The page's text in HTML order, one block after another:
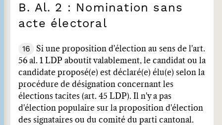
B. Al. 2 : Nomination sans
acte électoral
16
Si une proposition d'élection au sens de l'art.
56 al. 1 LDP aboutit valablement, le candidat ou la
candidate proposé(e) est déclaré(e) élu(e) selon la
procédure de désignation concernant les
élections tacites (art. 45 LDP). Il n'y a pas
d'élection populaire sur la proposition d'élection
des signataires ou du comité du parti cantonal.